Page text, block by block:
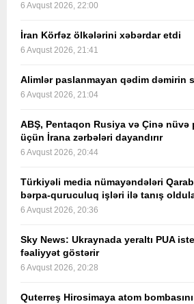
6 Avqust 2026, 22:00
İran Körfəz ölkələrini xəbərdar etdi
6 Avqust 2026, 21:41
Alimlər paslanmayan qədim dəmirin
6 Avqust 2026, 21:04
ABŞ, Pentaqon Rusiya və Çinə nüvə
üçün İrana zərbələri dayandırır
6 Avqust 2026, 20:44
Türkiyəli media nümayəndələri
bərpa-quruculuq işləri ilə tanış
6 Avqust 2026, 20:36
Sky News: Ukraynada yeraltı PUA
fəaliyyət göstərir
6 Avqust 2026, 20:28
Quterreş Hirosimaya atom